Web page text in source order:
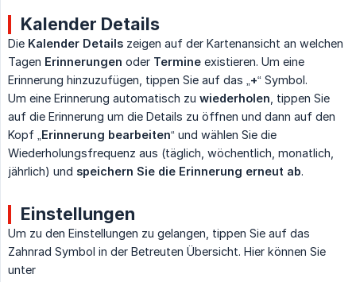
Kalender Details
Die Kalender Details zeigen auf der Kartenansicht an welchen
Tagen Erinnerungen oder Termine existieren. Um eine
Erinnerung hinzuzufügen, tippen Sie auf das „ +“ Symbol.
Um eine Erinnerung automatisch zu wiederholen , tippen Sie
auf die Erinnerung um die Details zu öffnen und dann auf den
Kopf „ Erinnerung bearbeiten“ und wählen Sie die
Wiederholungsfrequenz aus (täglich, wöchentlich, monatlich,
jährlich) und speichern Sie die Erinnerung erneut ab.
Einstellungen
Um zu den Einstellungen zu gelangen, tippen Sie auf das
Zahnrad Symbol in der Betreuten Übersicht. Hier können Sie
unter